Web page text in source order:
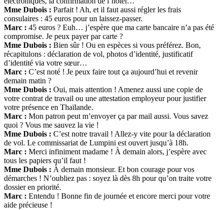
Mme Dubois : Parfait ! Ah, et il faut aussi régler les frais
consulaires : 45 euros pour un laissez-passer.
Marc : 45 euros ? Euh… j’espère que ma carte bancaire n’a pas été
compromise. Je peux payer par carte ?
Mme Dubois : Bien sûr ! Ou en espèces si vous préférez. Bon,
récapitulons : déclaration de vol, photos d’identité, justificatif
d’identité via votre sœur…
Marc : C’est noté ! Je peux faire tout ça aujourd’hui et revenir
demain matin ?
Mme Dubois : Oui, mais attention ! Amenez aussi une copie de
votre contrat de travail ou une attestation employeur pour justifier
votre présence en Thaïlande.
Marc : Mon patron peut m’envoyer ça par mail aussi. Vous savez
quoi ? Vous me sauvez la vie !
Mme Dubois : C’est notre travail ! Allez-y vite pour la déclaration
de vol. Le commissariat de Lumpini est ouvert jusqu’à 18h.
Marc : Merci infiniment madame ! À demain alors, j’espère avec
tous les papiers qu’il faut !
Mme Dubois : À demain monsieur. Et bon courage pour vos
démarches ! N’oubliez pas : soyez là dès 8h pour qu’on traite votre
dossier en priorité.
Marc : Entendu ! Bonne fin de journée et encore merci pour votre
aide précieuse !